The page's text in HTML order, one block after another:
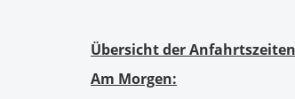
Übersicht der
Am Morgen: